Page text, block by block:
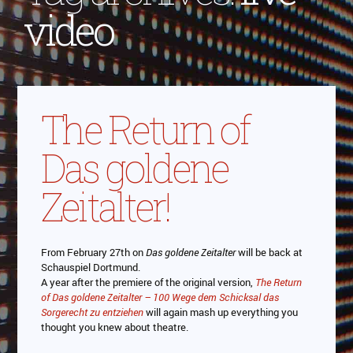
video
The Return of
Das goldene
Zeitalter!
From February 27th onDas goldene Zeitalterwill be back at
Schauspiel Dortmund.
A year after the premiere of the original version, The Return
of Das goldene Zeitalter – 100 Wege dem Schicksal das
Sorgerecht zu entziehenwill again mash up everything you
thought you knew about theatre.